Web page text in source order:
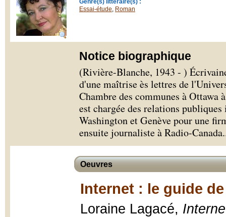
Genre(s) littéraire(s) :
Essai-étude, Roman
Notice biographique
(Rivière-Blanche, 1943 - )
d'une maîtrise ès lettres de
Chambre des communes à
est chargée des relations
Washington et Genève pour une
ensuite journaliste à Radio-Canada.
Oeuvres
Internet : le guide
Loraine Lagacé,